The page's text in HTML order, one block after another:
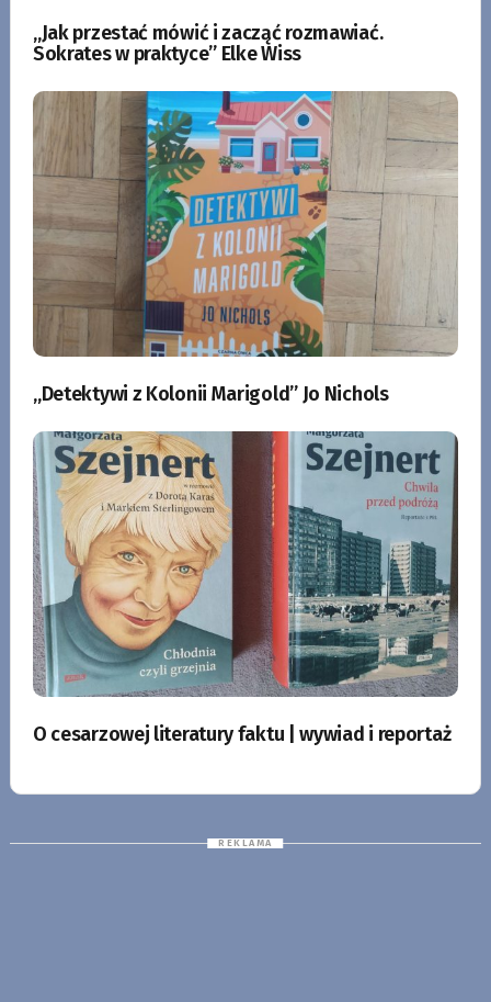
„Jak przestać mówić i zacząć rozmawiać.
Sokrates w praktyce” Elke Wiss
„Detektywi z Kolonii Marigold” Jo Nichols
O cesarzowej literatury faktu | wywiad i reportaż